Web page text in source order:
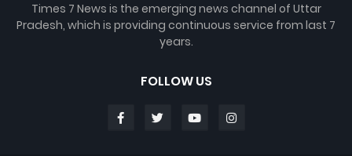
Times 7 News is the emerging news channel of Uttar
Pradesh, which is providing continuous service from last 7
years.
FOLLOW US